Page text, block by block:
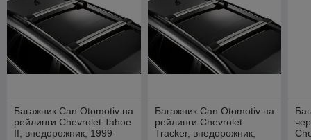
Багажник Can Otomotiv на
рейлинги Chevrolet Tahoe
II, внедорожник, 1999-
Багажник Can Otomotiv на
рейлинги Chevrolet
Tracker, внедорожник,